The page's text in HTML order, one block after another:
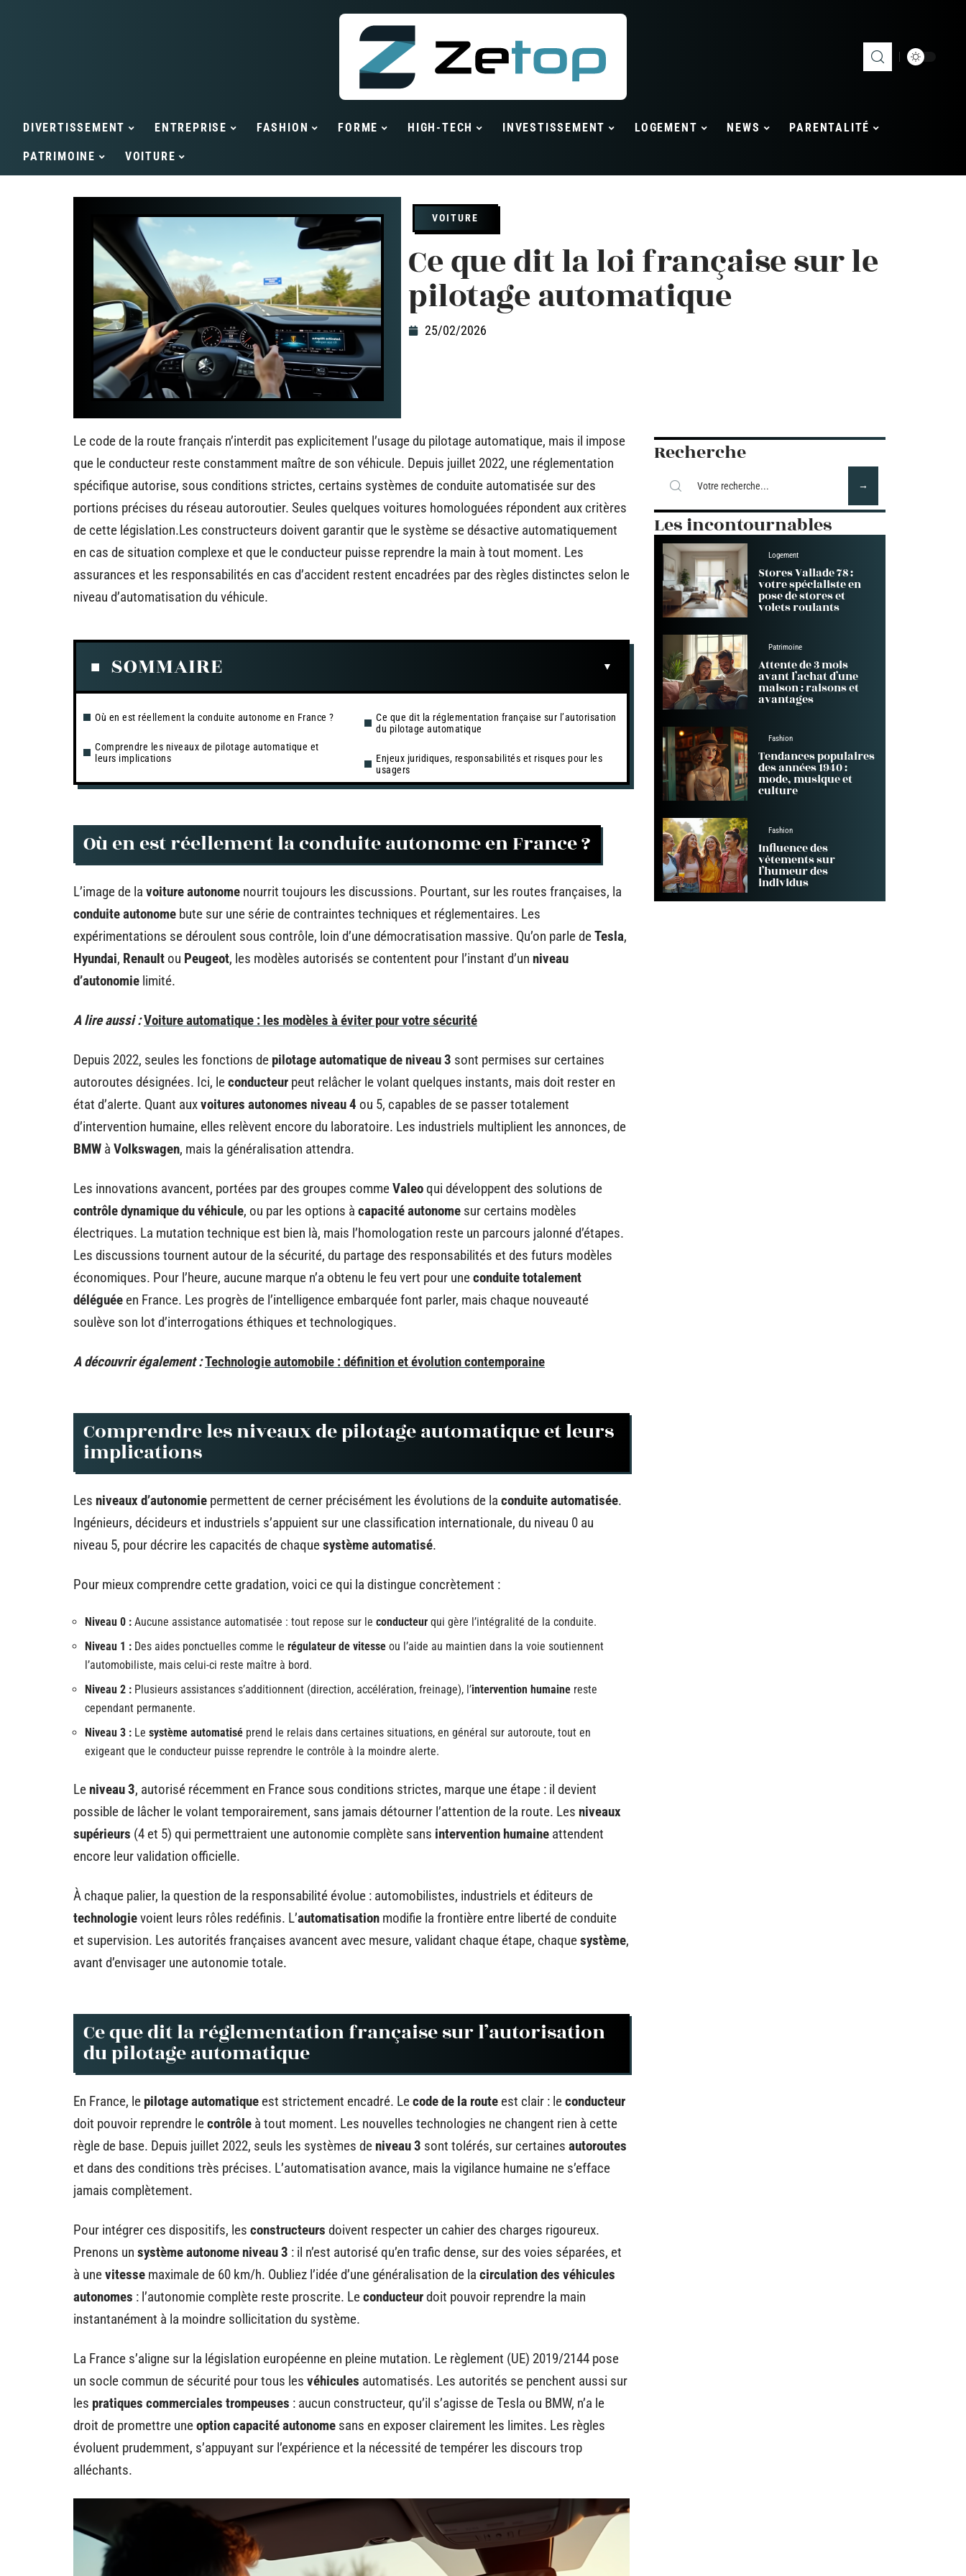
DIVERTISSEMENT ENTREPRISE FASHION FORME HIGH-TECH INVESTISSEMENT LOGEMENT NEWS PARENTALITÉ
PATRIMOINE VOITURE
VOITURE
Ce que dit la loi française sur le
pilotage automatique
25/02/2026
Le code de la route français n’interdit pas explicitement l’usage du pilotage automatique, mais il impose
que le conducteur reste constamment maître de son véhicule. Depuis juillet 2022, une réglementation
spécifique autorise, sous conditions strictes, certains systèmes de conduite automatisée sur des
portions précises du réseau autoroutier. Seules quelques voitures homologuées répondent aux critères
de cette législation.Les constructeurs doivent garantir que le système se désactive automatiquement
en cas de situation complexe et que le conducteur puisse reprendre la main à tout moment. Les
assurances et les responsabilités en cas d’accident restent encadrées par des règles distinctes selon le
niveau d’automatisation du véhicule.
SOMMAIRE
Où en est réellement la conduite autonome en France ?
Comprendre les niveaux de pilotage automatique et
leurs implications
Ce que dit la réglementation française sur l’autorisation
du pilotage automatique
Enjeux juridiques, responsabilités et risques pour les
usagers
Où en est réellement la conduite autonome en France ?
L’image de la voiture autonome nourrit toujours les discussions. Pourtant, sur les routes françaises, la
conduite autonome bute sur une série de contraintes techniques et réglementaires. Les
expérimentations se déroulent sous contrôle, loin d’une démocratisation massive. Qu’on parle deTesla,
Hyundai, Renault ou Peugeot, les modèles autorisés se contentent pour l’instant d’un niveau
d’autonomie limité.
A lire aussi :Voiture automatique : les modèles à éviter pour votre sécurité
Depuis 2022, seules les fonctions de pilotage automatique de niveau 3 sont permises sur certaines
autoroutes désignées. Ici, leconducteur peut relâcher le volant quelques instants, mais doit rester en
état d’alerte. Quant auxvoitures autonomes niveau 4 ou 5, capables de se passer totalement
d’intervention humaine, elles relèvent encore du laboratoire. Les industriels multiplient les annonces, de
BMW à Volkswagen, mais la généralisation attendra.
Les innovations avancent, portées par des groupes commeValeoqui développent des solutions de
contrôle dynamique du véhicule, ou par les options à capacité autonome sur certains modèles
électriques. La mutation technique est bien là, mais l’homologation reste un parcours jalonné d’étapes.
Les discussions tournent autour de la sécurité, du partage des responsabilités et des futurs modèles
économiques. Pour l’heure, aucune marque n’a obtenu le feu vert pour uneconduite totalement
déléguée en France. Les progrès de l’intelligence embarquée font parler, mais chaque nouveauté
soulève son lot d’interrogations éthiques et technologiques.
A découvrir également :Technologie automobile : définition et évolution contemporaine
Comprendre les niveaux de pilotage automatique et leurs
implications
Les niveaux d’autonomie permettent de cerner précisément les évolutions de la conduite automatisée.
Ingénieurs, décideurs et industriels s’appuient sur une classification internationale, du niveau 0 au
niveau 5, pour décrire les capacités de chaquesystème automatisé.
Pour mieux comprendre cette gradation, voici ce qui la distingue concrètement :
Niveau 0 : Aucune assistance automatisée : tout repose sur le conducteur qui gère l’intégralité de la conduite.
Niveau 1 : Des aides ponctuelles comme le régulateur de vitesse ou l’aide au maintien dans la voie soutiennent
l’automobiliste, mais celui-ci reste maître à bord.
Niveau 2 : Plusieurs assistances s’additionnent (direction, accélération, freinage), l’intervention humaine reste
cependant permanente.
Niveau 3 : Le système automatisé prend le relais dans certaines situations, en général sur autoroute, tout en
exigeant que le conducteur puisse reprendre le contrôle à la moindre alerte.
Le niveau 3, autorisé récemment en France sous conditions strictes, marque une étape : il devient
possible de lâcher le volant temporairement, sans jamais détourner l’attention de la route. Les niveaux
supérieurs (4 et 5) qui permettraient une autonomie complète sans intervention humaine attendent
encore leur validation officielle.
À chaque palier, la question de la responsabilité évolue : automobilistes, industriels et éditeurs de
technologievoient leurs rôles redéfinis. L’automatisation modifie la frontière entre liberté de conduite
et supervision. Les autorités françaises avancent avec mesure, validant chaque étape, chaquesystème,
avant d’envisager une autonomie totale.
Ce que dit la réglementation française sur l’autorisation
du pilotage automatique
En France, le pilotage automatique est strictement encadré. Lecode de la route est clair : leconducteur
doit pouvoir reprendre lecontrôle à tout moment. Les nouvelles technologies ne changent rien à cette
règle de base. Depuis juillet 2022, seuls les systèmes de niveau 3 sont tolérés, sur certaines autoroutes
et dans des conditions très précises. L’automatisation avance, mais la vigilance humaine ne s’efface
jamais complètement.
Pour intégrer ces dispositifs, les constructeurs doivent respecter un cahier des charges rigoureux.
Prenons un système autonome niveau 3 : il n’est autorisé qu’en trafic dense, sur des voies séparées, et
à unevitesse maximale de 60 km/h. Oubliez l’idée d’une généralisation de la circulation des véhicules
autonomes : l’autonomie complète reste proscrite. Leconducteurdoit pouvoir reprendre la main
instantanément à la moindre sollicitation du système.
La France s’aligne sur la législation européenne en pleine mutation. Le règlement (UE) 2019/2144 pose
un socle commun de sécurité pour tous les véhicules automatisés. Les autorités se penchent aussi sur
les pratiques commerciales trompeuses : aucun constructeur, qu’il s’agisse de Tesla ou BMW, n’a le
droit de promettre uneoption capacité autonome sans en exposer clairement les limites. Les règles
évoluent prudemment, s’appuyant sur l’expérience et la nécessité de tempérer les discours trop
alléchants.
Recherche
Les incontournables
Logement
Stores Vallade 78 :
votre spécialiste en
pose de stores et
volets roulants
Patrimoine
Attente de 3 mois
avant l’achat d’une
maison : raisons et
avantages
Fashion
Tendances populaires
des années 1940 :
mode, musique et
culture
Fashion
Influence des
vêtements sur
l’humeur des
individus